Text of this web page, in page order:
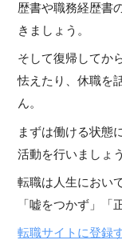
歴書や職務経歴書
きましょう。
そして復帰してか
怯えたり、休職を
ん。
まずは働ける状態
活動を行いましょう
転職は人生におい
「嘘をつかず」「
転職サイトに登録